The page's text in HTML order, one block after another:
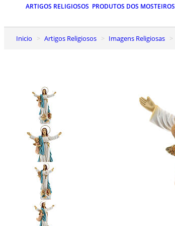
ARTIGOS RELIGIOSOS PRODUTOS DOS MOSTEIROS
Inicio Artigos Religiosos Imagens Religiosas